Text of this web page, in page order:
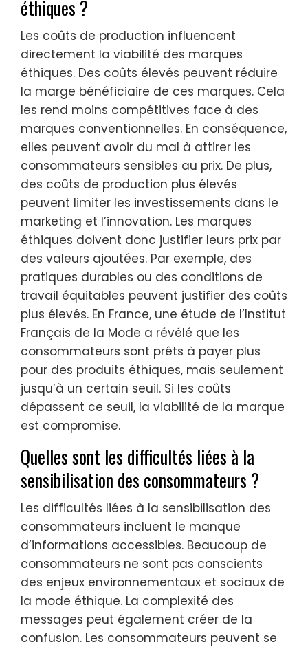
éthiques ?
Les coûts de production influencent
directement la viabilité des marques
éthiques. Des coûts élevés peuvent réduire
la marge bénéficiaire de ces marques. Cela
les rend moins compétitives face à des
marques conventionnelles. En conséquence,
elles peuvent avoir du mal à attirer les
consommateurs sensibles au prix. De plus,
des coûts de production plus élevés
peuvent limiter les investissements dans le
marketing et l’innovation. Les marques
éthiques doivent donc justifier leurs prix par
des valeurs ajoutées. Par exemple, des
pratiques durables ou des conditions de
travail équitables peuvent justifier des coûts
plus élevés. En France, une étude de l’Institut
Français de la Mode a révélé que les
consommateurs sont prêts à payer plus
pour des produits éthiques, mais seulement
jusqu’à un certain seuil. Si les coûts
dépassent ce seuil, la viabilité de la marque
est compromise.
Quelles sont les difficultés liées à la
sensibilisation des consommateurs ?
Les difficultés liées à la sensibilisation des
consommateurs incluent le manque
d’informations accessibles. Beaucoup de
consommateurs ne sont pas conscients
des enjeux environnementaux et sociaux de
la mode éthique. La complexité des
messages peut également créer de la
confusion. Les consommateurs peuvent se